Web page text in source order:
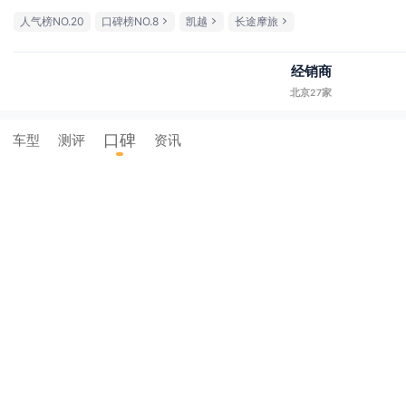
人气榜NO.20 口碑榜NO.8 凯越 长途摩旅
经销商
北京27家
车型 测评 口碑 资讯